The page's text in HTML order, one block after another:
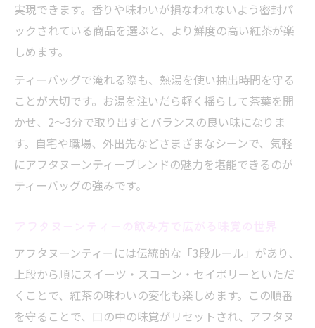
実現できます。香りや味わいが損なわれないよう密封パ
ックされている商品を選ぶと、より鮮度の高い紅茶が楽
しめます。
ティーバッグで淹れる際も、熱湯を使い抽出時間を守る
ことが大切です。お湯を注いだら軽く揺らして茶葉を開
かせ、2～3分で取り出すとバランスの良い味になりま
す。自宅や職場、外出先などさまざまなシーンで、気軽
にアフタヌーンティーブレンドの魅力を堪能できるのが
ティーバッグの強みです。
アフタヌーンティーには伝統的な「3段ルール」があり、
上段から順にスイーツ・スコーン・セイボリーといただ
くことで、紅茶の味わいの変化も楽しめます。この順番
を守ることで、口の中の味覚がリセットされ、アフタヌ